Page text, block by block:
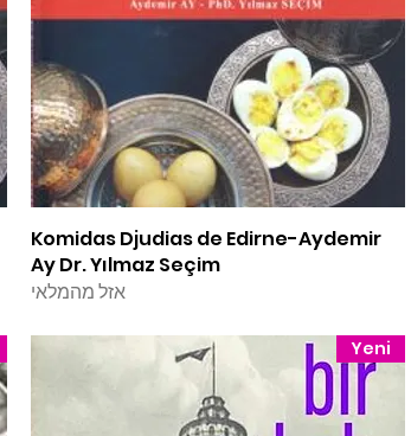
תצוגה מהירה
Komidas Djudias de Edirne-Aydemir
Ay Dr. Yılmaz Seçim
אזל מהמלאי
Yeni